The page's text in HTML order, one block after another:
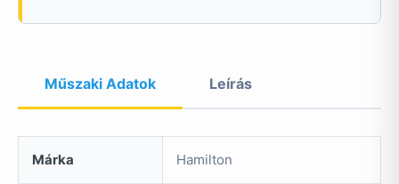
Műszaki Adatok Leírás
Márka Hamilton